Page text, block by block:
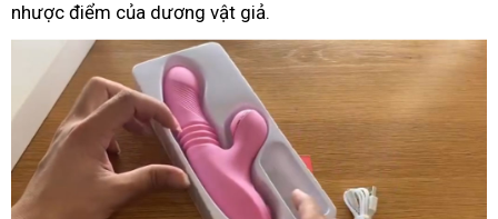
nhược điểm của dương vật giả.